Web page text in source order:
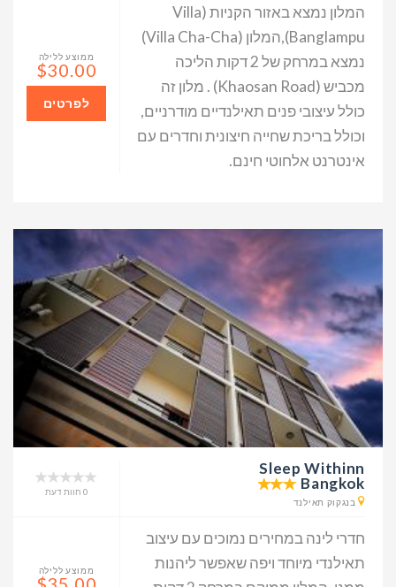
המלון נמצא באזור הקניות (Villa
Banglampu),המלון (Villa Cha-Cha)
נמצא במרחק של 2 דקות הליכה
מכביש (Khaosan Road) . מלון זה
כולל עיצובי פנים תאילנדיים מודרניים,
וכולל בריכת שחייה חיצונית וחדרים עם
אינטרנט אלחוטי חינם.
ממוצע ללילה
$30.00
לפרטים
Sleep Withinn
Bangkok
בנגקוק תאילנד
0 חוות דעת
חדרי לינה במחירים נמוכים עם עיצוב
תאילנדי מיוחד ויפה שאפשר ליהנות
ממוצע ללילה